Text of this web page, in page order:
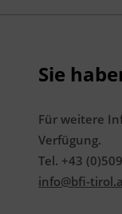
Sie
Für weitere
Verfügung.
Tel. +43
info@bfi-